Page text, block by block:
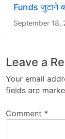
Funds जुटाने
September 18,
Leave a
Your email
fields are
Comment *